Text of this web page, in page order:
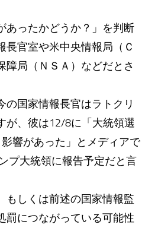
あったかどうか？」を判断
長官室や米中央情報局（Ｃ
障局（ＮＳＡ）などだとさ
の国家情報長官はラトクリ
が、彼は12/8に「大統領選
響があった」とメディアで
プ大統領に報告予定だと言
もしくは前述の国家情報監
罰につながっている可能性